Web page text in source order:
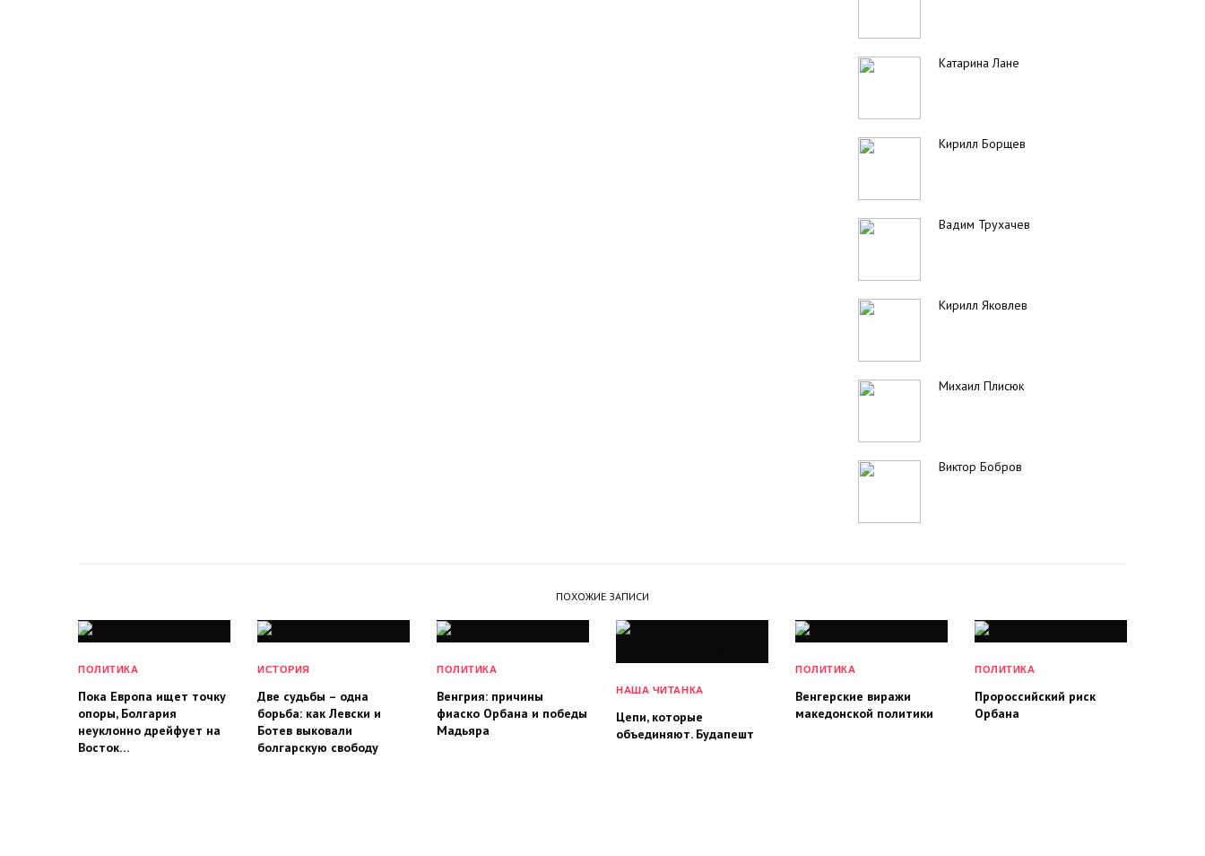
Катарина Лане
Кирилл Борщев
Вадим Трухачев
Кирилл Яковлев
Михаил Плисюк
Виктор Бобров
ПОХОЖИЕ ЗАПИСИ
ПОЛИТИКА
Пока Европа ищет точку
опоры, Болгария
неуклонно дрейфует на
Восток…
ИСТОРИЯ
Две судьбы – одна
борьба: как Левски и
Ботев выковали
болгарскую свободу
ПОЛИТИКА
Венгрия: причины
фиаско Орбана и победы
Мадьяра
НАША ЧИТАНКА
Цепи, которые
объединяют. Будапешт
ПОЛИТИКА
Венгерские виражи
македонской политики
ПОЛИТИКА
Пророссийский риск
Орбана